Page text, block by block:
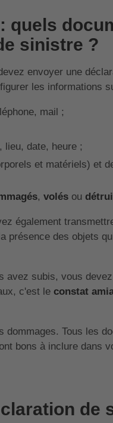
quels
sinistre ?
envoyer une
les informations
mail ;
date, heure ;
et matériels) et
, volésou
également
présence des objets
avez subis, vous
c'est le constat
dommages. Tous les
bons à inclure dans
de